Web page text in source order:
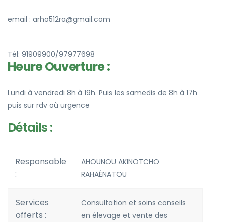
email : arho512ra@gmail.com
Tél: 91909900/97977698
Heure Ouverture :
Lundi à vendredi 8h à 19h. Puis les samedis de 8h à 17h
puis sur rdv où urgence
Détails :
Responsable
:
AHOUNOU AKINOTCHO
RAHAÉNATOU
Services
offerts :
Consultation et soins conseils
en élevage et vente des